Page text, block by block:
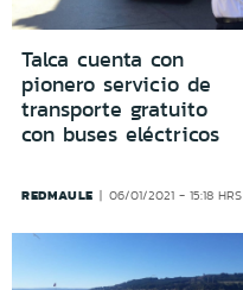
Talca cuenta con
pionero servicio de
transporte gratuito
con buses eléctricos
REDMAULE 06/01/2021 - 15:18 HRS